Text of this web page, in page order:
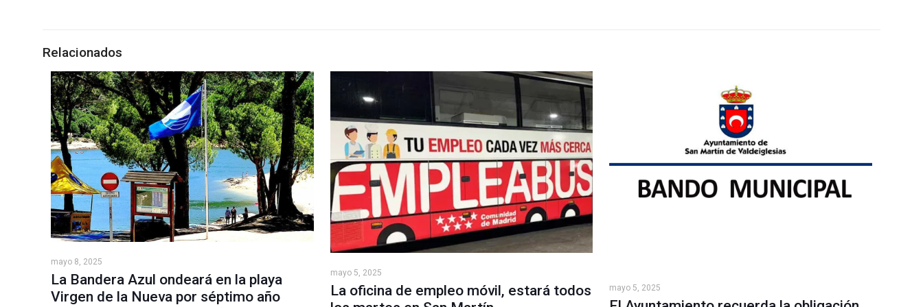
Relacionados
mayo 8, 2025
La Bandera Azul ondeará en la playa
Virgen de la Nueva por séptimo año
mayo 5, 2025
La oficina de empleo móvil, estará todos
mayo 5, 2025